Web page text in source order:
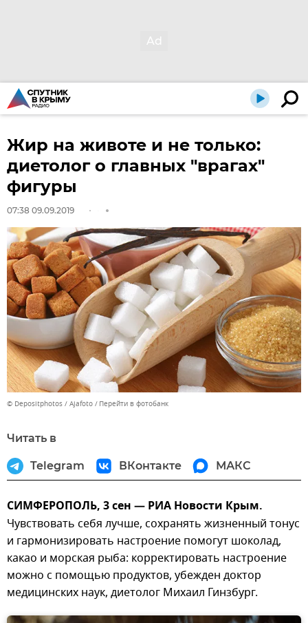
Жир на животе и не только:
диетолог о главных "врагах"
фигуры
07:38 09.09.2019
© Depositphotos / Ajafoto Перейти в фотобанк
Читать в
Telegram ВКонтакте МАКС
СИМФЕРОПОЛЬ, 3 сен — РИА Новости Крым.
Чувствовать себя лучше, сохранять жизненный тонус
и гармонизировать настроение помогут шоколад,
какао и морская рыба: корректировать настроение
можно с помощью продуктов, убежден доктор
медицинских наук, диетолог Михаил Гинзбург.